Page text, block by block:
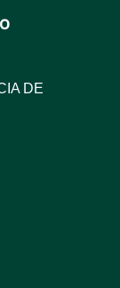
DE